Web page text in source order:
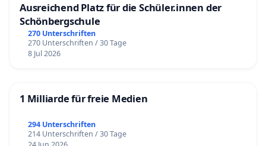
Ausreichend Platz für die Schüler.innen der
Schönbergschule
270 Unterschriften
270 Unterschriften / 30 Tage
8 Jul 2026
1 Milliarde für freie Medien
294 Unterschriften
214 Unterschriften / 30 Tage